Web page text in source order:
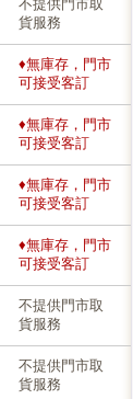
不提供門市取
貨服務
♦無庫存，門市
可接受客訂
♦無庫存，門市
可接受客訂
♦無庫存，門市
可接受客訂
♦無庫存，門市
可接受客訂
不提供門市取
貨服務
不提供門市取
貨服務